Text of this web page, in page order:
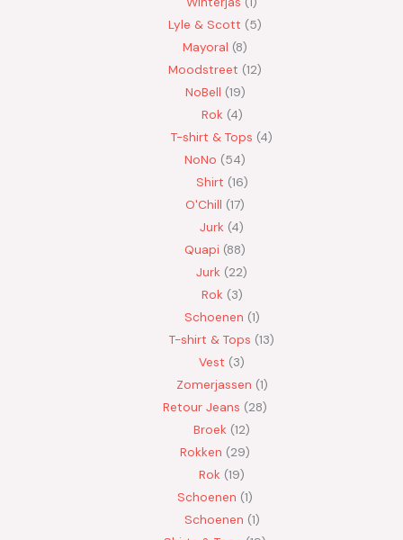
Lyle & Scott
5
Mayoral 8
Moodstreet 12
NoBell 19
Rok 4
T-shirt & Tops 4
NoNo
54
Shirt 16
O'Chill 17
Jurk 4
Quapi 88
Jurk 22
Rok 3
Schoenen 1
T-shirt & Tops 13
Vest
3
Zomerjassen 1
Retour Jeans
28
Broek 12
Rokken
29
Rok 19
Schoenen 1
Schoenen 1